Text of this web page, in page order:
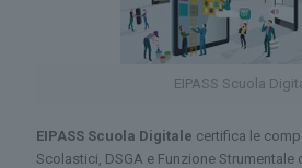
EIPASS Scuola
EIPASS Scuola Digitale certifica le
Scolastici, DSGA e Funzione Strumentale